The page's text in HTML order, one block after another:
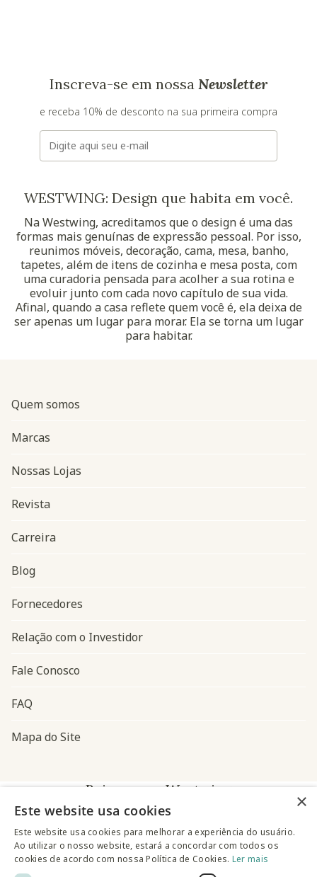
Inscreva-se em nossa Newsletter
e receba 10% de desconto na sua primeira compra
E-mail
WESTWING: Design que habita em você.
Na Westwing, acreditamos que o design é uma das
formas mais genuínas de expressão pessoal. Por isso,
reunimos móveis, decoração, cama, mesa, banho,
tapetes, além de itens de cozinha e mesa posta, com
uma curadoria pensada para acolher a sua rotina e
evoluir junto com cada novo capítulo de sua vida.
Afinal, quando a casa reflete quem você é, ela deixa de
ser apenas um lugar para morar. Ela se torna um lugar
para habitar.
Navegação do rodapé
Quem somos
Marcas
Nossas Lojas
Revista
Carreira
Blog
Fornecedores
Relação com o Investidor
Fale Conosco
FAQ
Mapa do Site
Baixe o app Westwing
×
Este website usa cookies
Este website usa cookies para melhorar a experiência do usuário.
Ao utilizar o nosso website, estará a concordar com todos os
cookies de acordo com nossa Política de Cookies. Ler mais